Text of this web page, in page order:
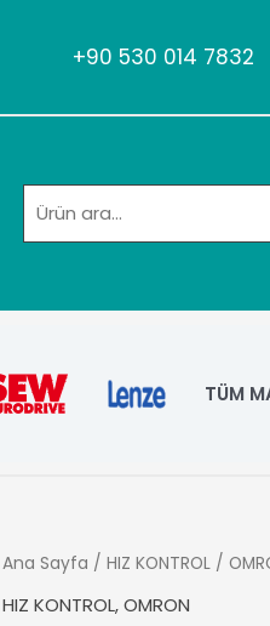
+90 530 014 7832
TÜM
Ana Sayfa / HIZ KONTROL/
HIZ KONTROL,OMRON